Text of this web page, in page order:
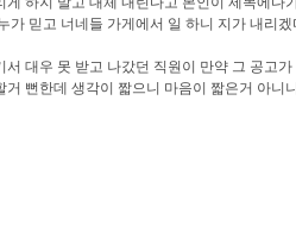
믿고 너네들 가게에서 일 하니 지가 내리겠
대우 못 받고 나갔던 직원이 만약 그 공고가
뻔한데 생각이 짧으니 마음이 짧은거 아니